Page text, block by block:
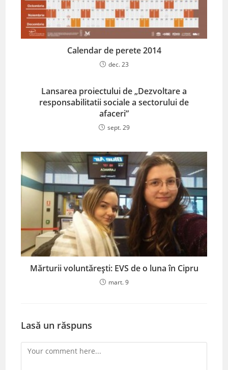
Calendar de perete 2014
dec. 23
Lansarea proiectului de „Dezvoltare a
responsabilitatii sociale a sectorului de
afaceri”
sept. 29
Mărturii voluntărești: EVS de o luna în Cipru
mart. 9
Lasă un răspuns
Comment